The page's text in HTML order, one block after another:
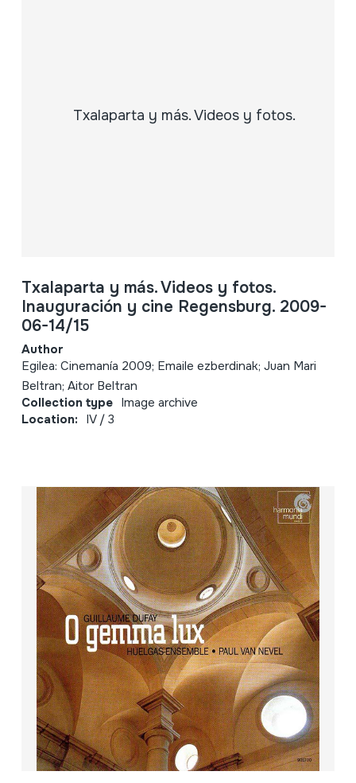
Txalaparta y más. Videos y fotos.
Inauguración y cine Regensburg. 2009-
06-14/15
Author
Egilea: Cinemanía 2009; Emaile ezberdinak; Juan Mari
Beltran; Aitor Beltran
Collection type Image archive
Location: IV / 3